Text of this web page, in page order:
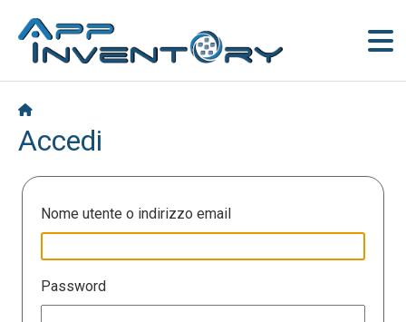
Accedi
Nome utente o indirizzo email
Password